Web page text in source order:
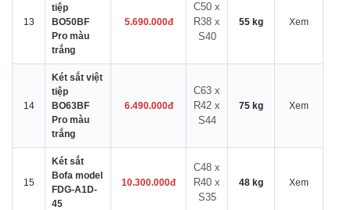
13
tiệp
BO50BF
Pro màu
trắng
5.690.000đ
C50 x
R38 x
S40
55 kg Xem
14
Két sắt việt
tiệp
BO63BF
Pro màu
trắng
6.490.000đ
C63 x
R42 x
S44
75 kg Xem
15
Két sắt
Bofa model
FDG-A1D-
45
10.300.000đ
C48 x
R40 x
S35
48 kg Xem